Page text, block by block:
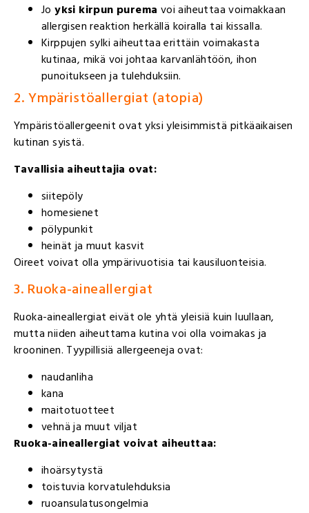
Joyksi kirpun purema voi aiheuttaa voimakkaan
allergisen reaktion herkällä koiralla tai kissalla.
Kirppujen sylki aiheuttaa erittäin voimakasta
kutinaa, mikä voi johtaa karvanlähtöön, ihon
punoitukseen ja tulehduksiin.
2. Ympäristöallergiat (atopia)
Ympäristöallergeenit ovat yksi yleisimmistä pitkäaikaisen
kutinan syistä.
Tavallisia aiheuttajia ovat:
siitepöly
homesienet
pölypunkit
heinät ja muut kasvit
Oireet voivat olla ympärivuotisia tai kausiluonteisia.
3. Ruoka-aineallergiat
Ruoka-aineallergiat eivät ole yhtä yleisiä kuin luullaan,
mutta niiden aiheuttama kutina voi olla voimakas ja
krooninen. Tyypillisiä allergeeneja ovat:
naudanliha
kana
maitotuotteet
vehnä ja muut viljat
Ruoka-aineallergiat voivat aiheuttaa:
ihoärsytystä
toistuvia korvatulehduksia
ruoansulatusongelmia